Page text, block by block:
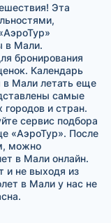
Эта
в Мали.
бронирования
Календарь
в Мали летать еще
самые
и стран.
сервис подбора
«АэроТур». После
можно
в Мали онлайн.
и не выходя из
в Мали у нас не